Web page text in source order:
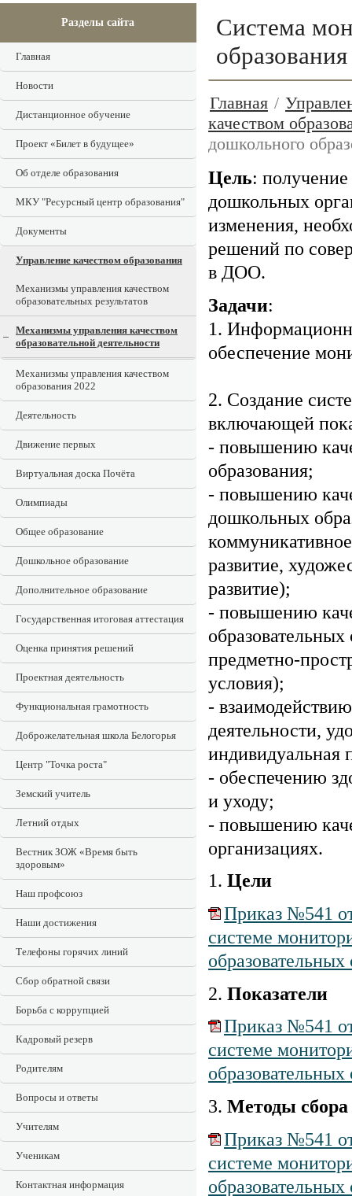
Разделы сайта
Главная
Новости
Дистанционное обучение
Проект «Билет в будущее»
Об отделе образования
МКУ "Ресурсный центр образования"
Документы
Управление качеством образования
Механизмы управления качеством
образовательных результатов
Механизмы управления качеством
образовательной деятельности
Механизмы управления качеством
образования 2022
Деятельность
Движение первых
Виртуальная доска Почёта
Олимпиады
Общее образование
Дошкольное образование
Дополнительное образование
Государственная итоговая аттестация
Оценка принятия решений
Проектная деятельность
Функциональная грамотность
Доброжелательная школа Белогорья
Центр "Точка роста"
Земский учитель
Летний отдых
Вестник ЗОЖ «Время быть
здоровым»
Наш профсоюз
Наши достижения
Телефоны горячих линий
Сбор обратной связи
Борьба с коррупцией
Кадровый резерв
Родителям
Вопросы и ответы
Учителям
Ученикам
Контактная информация
Система
образования
Главная /
качеством
дошкольного
Цель:
дошкольных
изменения,
решений по
в ДОО.
Задачи:
1.
обеспечение
2. Создание
включающей
- повышению
образования;
- повышению
дошкольных
коммуникативное
развитие,
развитие);
- повышению
предметно-
условия);
-
деятельности,
индивидуальная
- обеспечению
и уходу;
- повышению
организациях.
1. Цели
Приказ №541
системе
2. Показатели
Приказ №541
системе
3. Методы
Приказ №541
системе